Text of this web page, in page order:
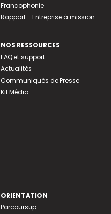
Francophonie
Rapport - Entreprise à mission
NOS RESSOURCES
FAQ et support
Actualités
Communiqués de Presse
Kit Média
ORIENTATION
Parcoursup